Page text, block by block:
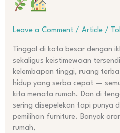
Leave a Comment / Article/
Tinggal di kota besar dengan
sekaligus keistimewaan
kelembapan tinggi, ruang
hidup yang serba cepat —
kita menata rumah. Dan di
sering disepelekan tapi punya
pemilihan furniture. Banyak
rumah,
untuk
Tropis